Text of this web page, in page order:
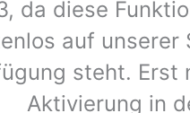
da diese
auf unserer
steht. Erst
Aktivierung in